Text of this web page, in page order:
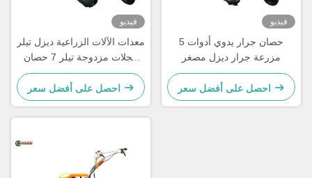
فيديو
معدات الآلات الزراعية ديزل تيلر
عجلات مزدوجة تيلر 7 حصان
جرار يدوي
احصل على أفضل سعر
فيديو
5 حصان جرار يدوي أدوات
مزرعة جرار ديزل مصغر
احصل على أفضل سعر